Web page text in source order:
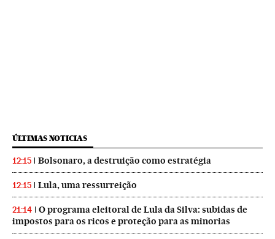
ÚLTIMAS NOTICIAS
12:15 Bolsonaro, a destruição como estratégia
12:15 Lula, uma ressurreição
21:14
O programa eleitoral de Lula da Silva: subidas de
impostos para os ricos e proteção para as minorias